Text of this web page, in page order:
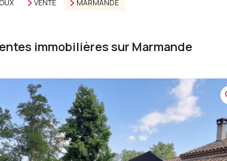
VENTE MARMANDE
immobilières sur Marmande